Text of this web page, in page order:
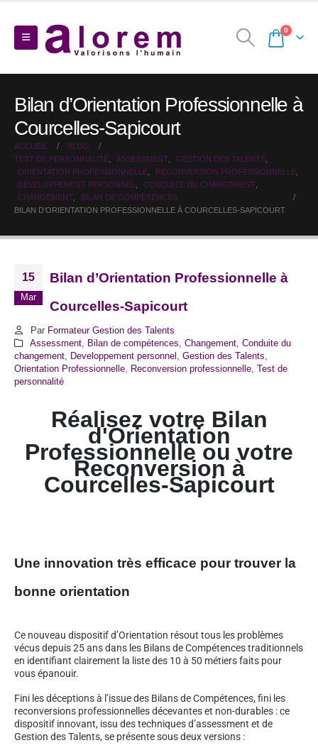
0
Bilan d’Orientation Professionnelle à
Courcelles-Sapicourt
ACCUEIL
BLOG
TEST DE PERSONNALITÉ
ASSESSMENT GESTION DES TALENTS
ORIENTATION PROFESSIONNELLE
RECONVERSION PROFESSIONNELLE
DEVELOPPEMENT PERSONNEL
CONDUITE DU CHANGEMENT
CHANGEMENT
BILAN DE COMPÉTENCES
BILAN D’ORIENTATION PROFESSIONNELLE À COURCELLES-SAPICOURT
15
Mar
Bilan d’Orientation Professionnelle à
Courcelles-Sapicourt
Par Formateur Gestion des Talents
Assessment, Bilan de compétences Changement, Conduite du
changement
Developpement personnel Gestion des Talents
Orientation Professionnelle
Reconversion professionnelle Test de
personnalité
Réalisez votre Bilan
d'Orientation
Professionnelle ou votre
Reconversion à
Courcelles-Sapicourt
Une innovation très efficace pour trouver la
bonne orientation
Ce nouveau dispositif d’Orientation résout tous les problèmes
vécus depuis 25 ans dans les Bilans de Compétences traditionnels
en identifiant clairement la liste des 10 à 50 métiers faits pour
vous épanouir.
Fini les déceptions à l’issue des Bilans de Compétences, fini les
reconversions professionnelles décevantes et non-durables : ce
dispositif innovant, issu des techniques d’assessment et de
Gestion des Talents, se présente sous deux versions :